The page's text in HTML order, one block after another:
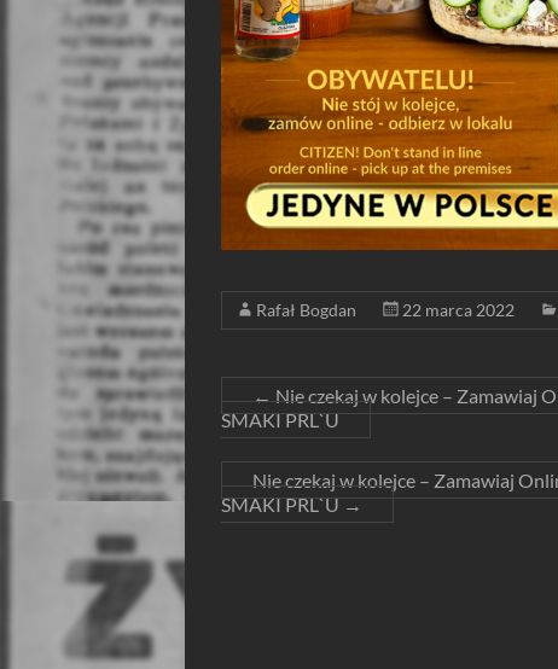
Rafał Bogdan 22 marca 2022
← Nie czekaj w kolejce – Zamawiaj
SMAKI PRL`U
Nie czekaj w kolejce – Zamawiaj
SMAKI PRL`U→